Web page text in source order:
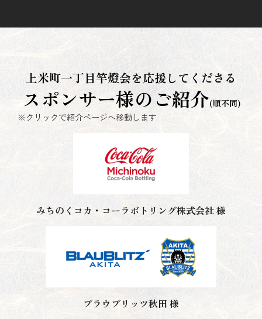
上米町一丁目竿燈会を応援してくださる
スポンサー様のご紹介(順不同)
※クリックで紹介ページへ移動します
みちのくコカ・コーラボトリング株式会社 様
ブラウブリッツ秋田 様